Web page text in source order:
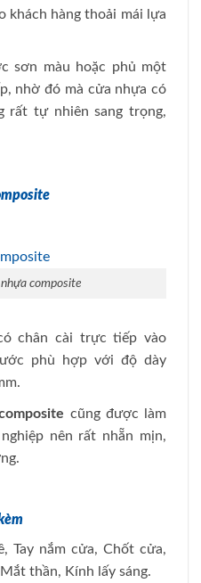
khách hàng thoải mái lựa
sơn màu hoặc phủ một
nhờ đó mà cửa nhựa có
rất tự nhiên sang trọng,
composite
chân cài trực tiếp vào
phù hợp với độ dày
cũng được làm
nên rất nhẵn mịn,
Tay nắm cửa, Chốt cửa,
thần, Kính lấy sáng.